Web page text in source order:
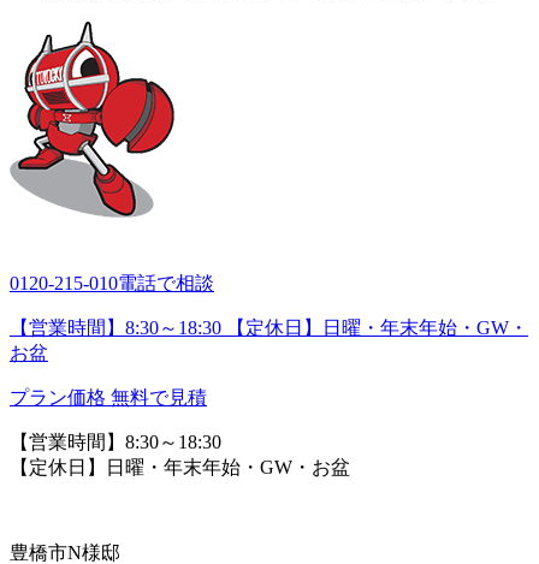
0120-215-010電話で相談
【営業時間】8:30～18:30 【定休日】日曜・年末年始・GW・
お盆
プラン価格 無料で見積
【営業時間】8:30～18:30
【定休日】日曜・年末年始・GW・お盆
豊橋市N様邸